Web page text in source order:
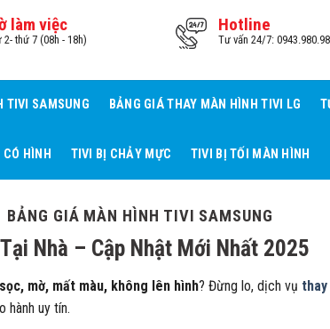
làm việc
2- thứ 7 (08h - 18h)
Hotline
Tư vấn 24/7:
TIVI SAMSUNG BẢNG GIÁ THAY MÀN HÌNH TIVI LG
HÌNH TIVI BỊ CHẢY MỰC TIVI BỊ TỐI MÀN HÌNH
BẢNG GIÁ MÀN HÌNH TIVI SAMSUNG
Nhà – Cập Nhật Mới Nhất 2025
mờ, mất màu, không lên hình? Đừng lo, dịch vụ
hành uy tín.